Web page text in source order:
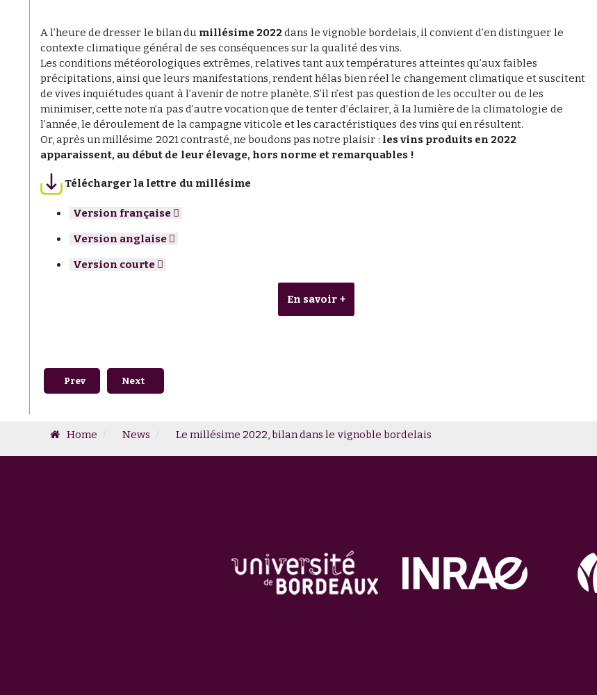
A l’heure de dresser le bilan dumillésime 2022dans le vignoble bordelais, il convient d’en distinguer le
contexte climatique général de ses conséquences sur la qualité des vins.
Les conditions météorologiques extrêmes, relatives tant aux températures atteintes qu’aux faibles
précipitations, ainsi que leurs manifestations, rendent hélas bien réel le changement climatique et suscitent
de vives inquiétudes quant à l’avenir de notre planète. S’il n’est pas question de les occulter ou de les
minimiser, cette note n’a pas d’autre vocation que de tenter d’éclairer, à la lumière de la climatologie de
l’année, le déroulement de la campagne viticole et les caractéristiques des vins qui en résultent.
Or, après un millésime 2021 contrasté, ne boudons pas notre plaisir : les vins produits en 2022
apparaissent, au début de leur élevage, hors norme et remarquables !
Télécharger la lettre du millésime
Version française
Version anglaise
Version courte
En savoir +
Previous article: #7 - Les Vendanges du Savoir - Leçon de viticulture durable par les Grecs anciens
Prev Next article: #6 - Les Vendanges du Savoir - L'ivresse rituelle dans la cordillère des Andes
Next
Home News Le millésime 2022, bilan dans le vignoble bordelais